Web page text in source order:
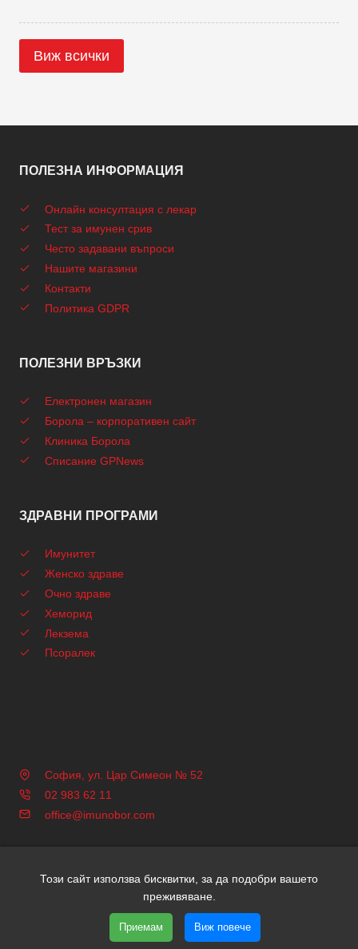
Виж всички
ПОЛЕЗНА ИНФОРМАЦИЯ
Онлайн консултация с лекар
Тест за имунен срив
Често задавани въпроси
Нашите магазини
Контакти
Политика GDPR
ПОЛЕЗНИ ВРЪЗКИ
Електронен магазин
Борола – корпоративен сайт
Клиника Борола
Списание GPNews
ЗДРАВНИ ПРОГРАМИ
Имунитет
Женско здраве
Очно здраве
Хеморид
Лекзема
Псоралек
София, ул. Цар Симеон № 52
02 983 62 11
office@imunobor.com
Copyright © 2026 Имунобор | Всички права запазени | Уеб
Този сайт използва бисквитки, за да подобри вашето
преживяване.
Приемам Виж повече